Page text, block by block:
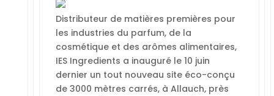
Distributeur de matières premières pour
les industries du parfum, de la
cosmétique et des arômes alimentaires,
IES Ingredients a inauguré le 10 juin
dernier un tout nouveau site éco-conçu
de 3000 mètres carrés, à Allauch, près